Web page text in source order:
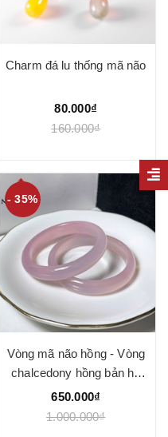
Charm đá lu thống mã não
80.000₫
160.000₫
- 35%
Vòng mã não hồng - Vòng
chalcedony hồng bản hẹ
9-11mm dày 6-7mm-
Ngọc Quý
650.000₫
1.000.000₫